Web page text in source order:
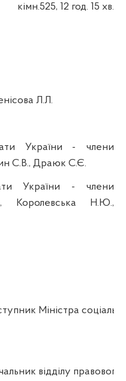
кімн.525, 12 год. 15 хв.
Л.Л.
України - члени
С.В., Драюк С.Є.
України - члени
Королевська Н.Ю.,
Міністра соц
відділу правового